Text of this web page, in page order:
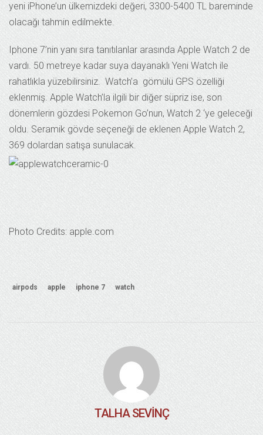
yeni iPhone’un ülkemizdeki değeri, 3300-5400 TL bareminde
olacağı tahmin edilmekte.
Iphone 7’nin yanı sıra tanıtılanlar arasında Apple Watch 2 de
vardı. 50 metreye kadar suya dayanaklı Yeni Watch ile
rahatlıkla yüzebilirsiniz. Watch’a gömülü GPS özelliği
eklenmiş. Apple Watch’la ilgili bir diğer süpriz ise, son
dönemlerin gözdesi Pokemon Go’nun, Watch 2 ‘ye geleceği
oldu. Seramik gövde seçeneği de eklenen Apple Watch 2,
369 dolardan satışa sunulacak.
Photo Credits: apple.com
airpods apple iphone 7 watch
TALHA SEVINÇ